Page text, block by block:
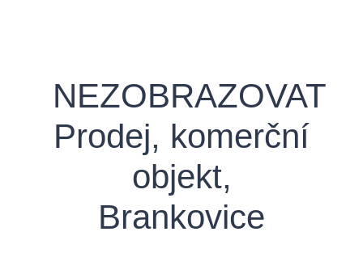
NEZOBRAZOVAT
Prodej, komerční
objekt,
Brankovice